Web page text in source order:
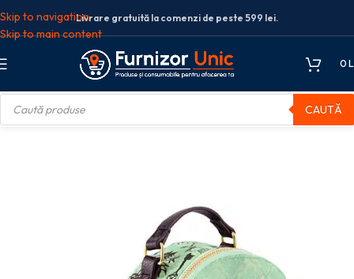
Skip to navigation
Skip to main content
Livrare gratuită la comenzi de peste 599 lei.
0
CAUTĂ
Rucsac scoala